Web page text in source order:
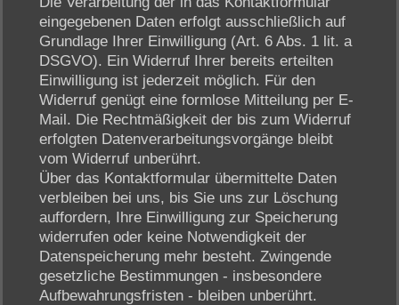
eingegebenen Daten erfolgt ausschließlich auf
Grundlage Ihrer Einwilligung (Art. 6 Abs. 1 lit. a
DSGVO). Ein Widerruf Ihrer bereits erteilten
Einwilligung ist jederzeit möglich. Für den
Widerruf genügt eine formlose Mitteilung per E-
Mail. Die Rechtmäßigkeit der bis zum Widerruf
erfolgten Datenverarbeitungsvorgänge bleibt
vom Widerruf unberührt.
Über das Kontaktformular übermittelte Daten
verbleiben bei uns, bis Sie uns zur Löschung
auffordern, Ihre Einwilligung zur Speicherung
widerrufen oder keine Notwendigkeit der
Datenspeicherung mehr besteht. Zwingende
gesetzliche Bestimmungen - insbesondere
Aufbewahrungsfristen - bleiben unberührt.